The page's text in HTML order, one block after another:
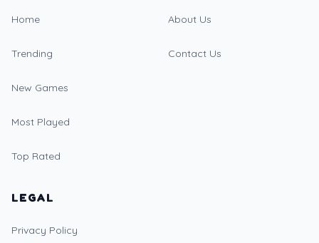
Home
Trending
New Games
Most Played
Top Rated
About Us
Contact Us
LEGAL
Privacy Policy